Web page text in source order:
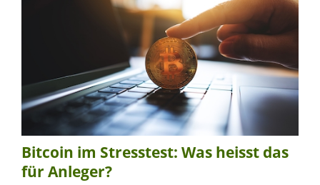
Bitcoin im Stresstest: Was heisst das
für Anleger?